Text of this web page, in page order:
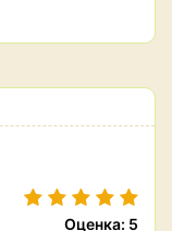
Оценка: 5